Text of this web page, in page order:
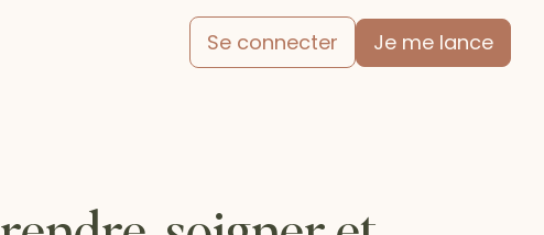
Se connecter Je me lance